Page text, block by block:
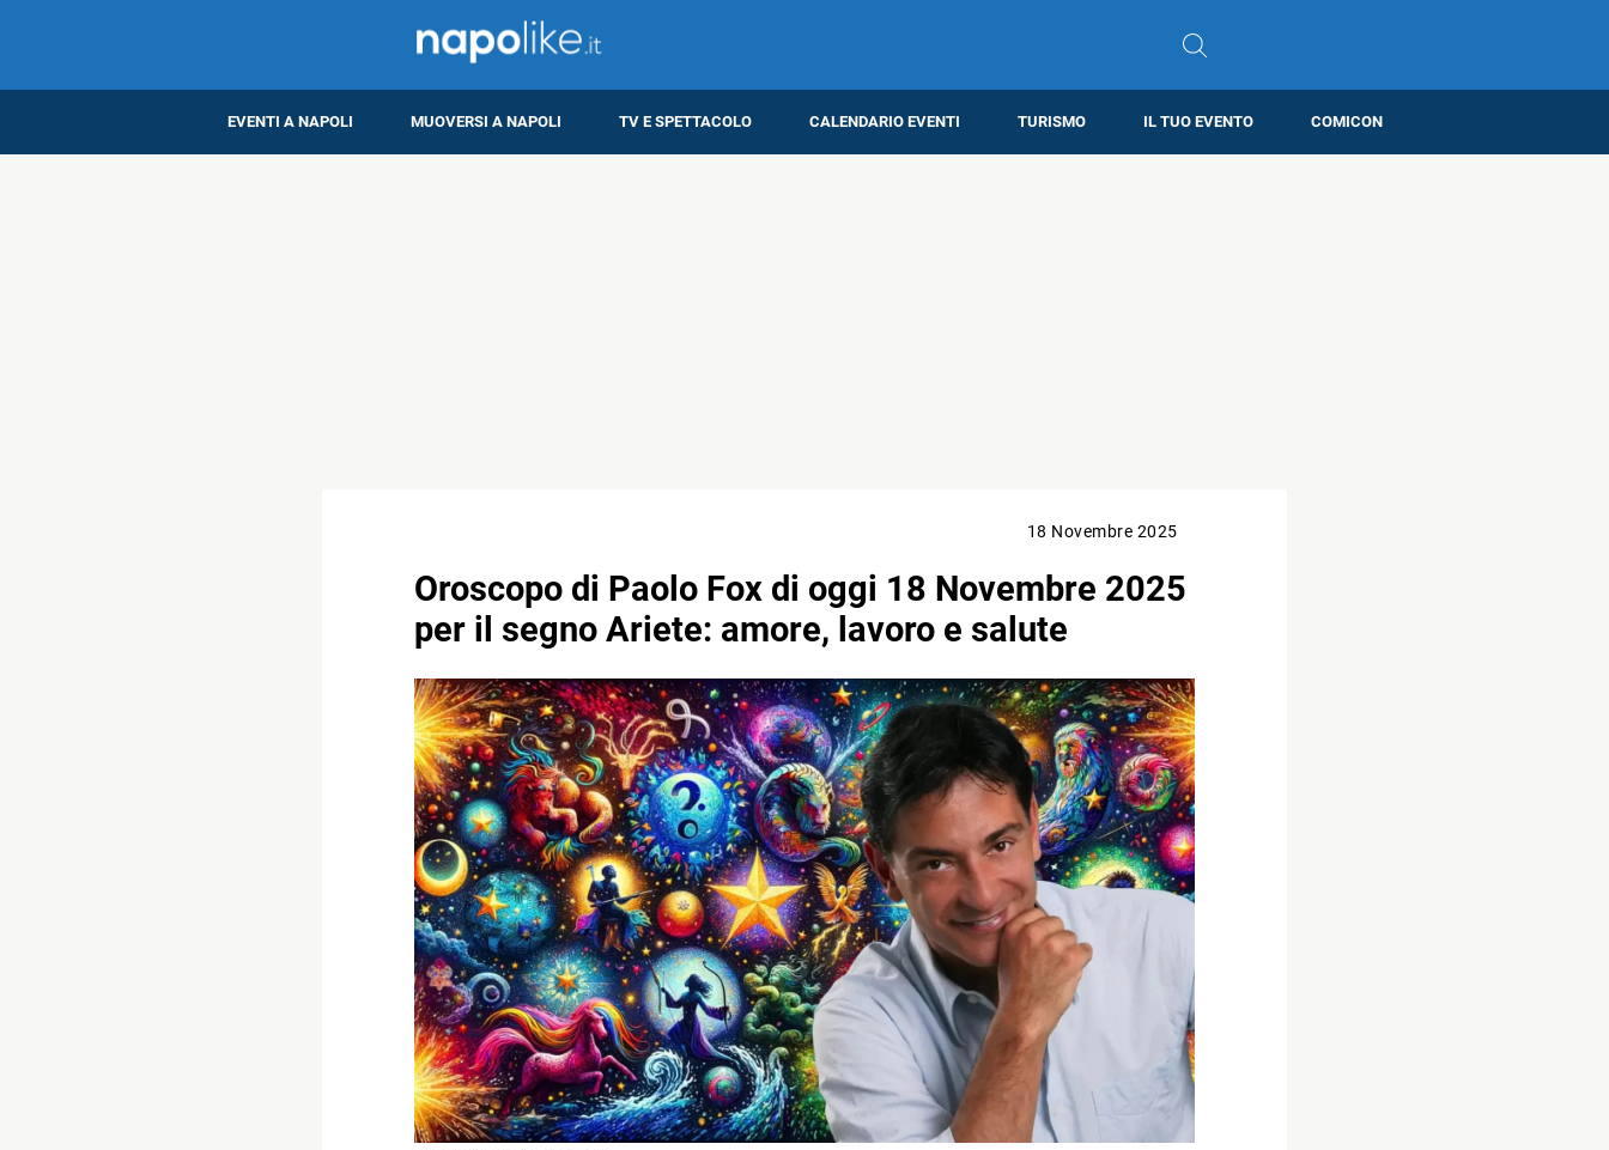
EVENTI A NAPOLI MUOVERSI A NAPOLI TV E SPETTACOLO CALENDARIO EVENTI TURISMO IL TUO EVENTO COMICON
18 Novembre 2025
Oroscopo di Paolo Fox di oggi 18 Novembre 2025
per il segno Ariete: amore, lavoro e salute